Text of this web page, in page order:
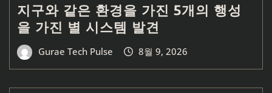
지구와 같은 환경을 가진 5개의 행성
을 가진 별 시스템 발견
Gurae Tech Pulse 8월 9, 2026